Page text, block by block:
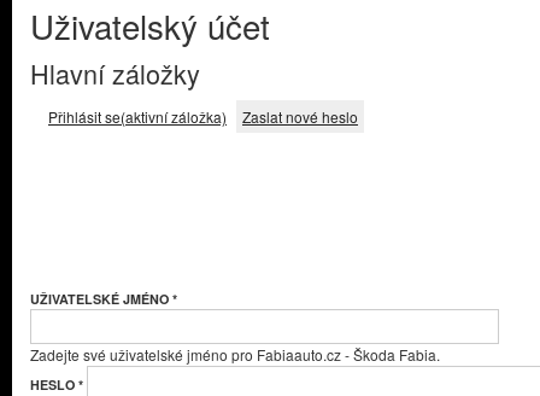
Uživatelský účet
Hlavní záložky
Přihlásit se(aktivní záložka) Zaslat nové heslo
UŽIVATELSKÉ JMÉNO *
Zadejte své uživatelské jméno pro Fabiaauto.cz - Škoda Fabia.
HESLO *